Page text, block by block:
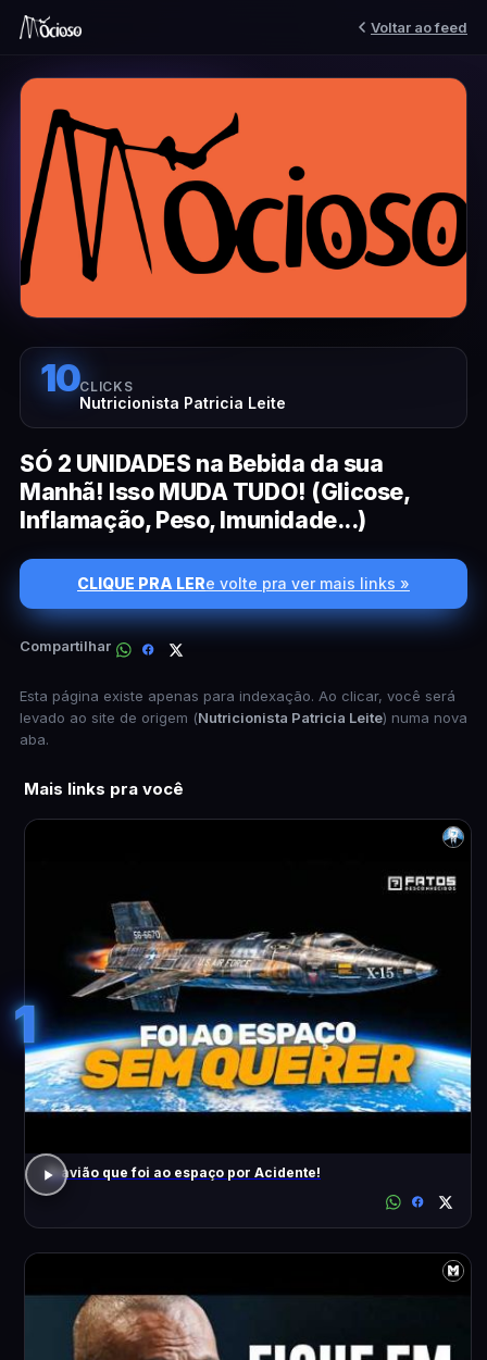
Voltar ao feed
10CLICKS
Nutricionista Patricia Leite
SÓ 2 UNIDADES na Bebida da sua
Manhã! Isso MUDA TUDO! (Glicose,
Inflamação, Peso, Imunidade...)
CLIQUE PRA LERe volte pra ver mais links »
Compartilhar
Esta página existe apenas para indexação. Ao clicar, você será
levado ao site de origem (Nutricionista Patricia Leite) numa nova
aba.
Mais links pra você
1
O avião que foi ao espaço por Acidente!